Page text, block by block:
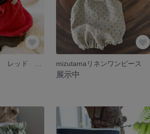
mizutamaリネンワンピース
展示中